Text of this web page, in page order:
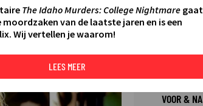
DE
VOOR &
The Idaho Murders: College Nightmaregaat
van de laatste jaren en is een
Wij vertellen je waarom!
LEES MEER